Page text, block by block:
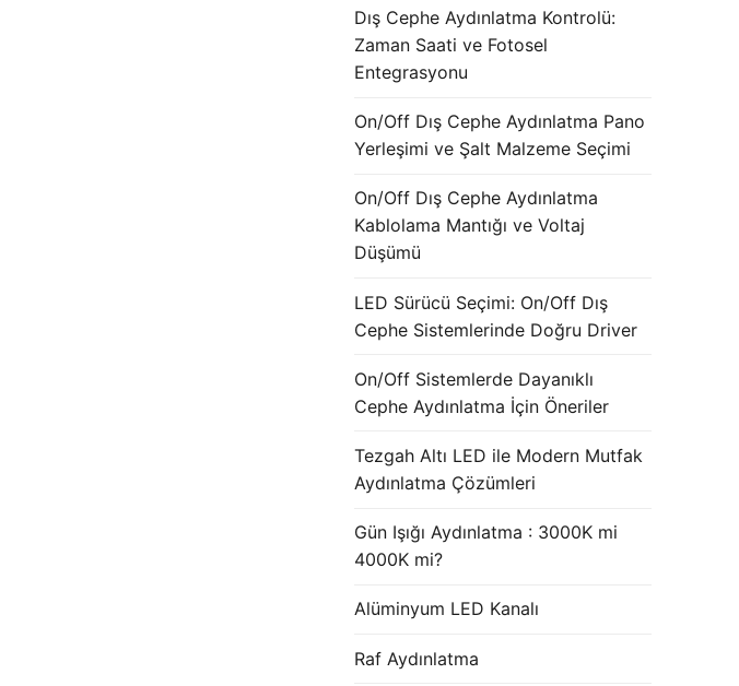
Dış Cephe Aydınlatma Kontrolü:
Zaman Saati ve Fotosel
Entegrasyonu
On/Off Dış Cephe Aydınlatma Pano
Yerleşimi ve Şalt Malzeme Seçimi
On/Off Dış Cephe Aydınlatma
Kablolama Mantığı ve Voltaj
Düşümü
LED Sürücü Seçimi: On/Off Dış
Cephe Sistemlerinde Doğru Driver
On/Off Sistemlerde Dayanıklı
Cephe Aydınlatma İçin Öneriler
Tezgah Altı LED ile Modern Mutfak
Aydınlatma Çözümleri
Gün Işığı Aydınlatma : 3000K mi
4000K mi?
Alüminyum LED Kanalı
Raf Aydınlatma